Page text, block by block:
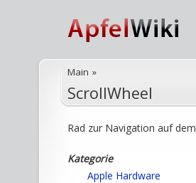
Main »
ScrollWheel
Rad zur Navigation auf dem
Kategorie
Apple Hardware